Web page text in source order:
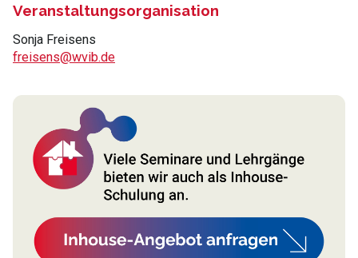
Veranstaltungsorganisation
Sonja Freisens
freisens@wvib.de